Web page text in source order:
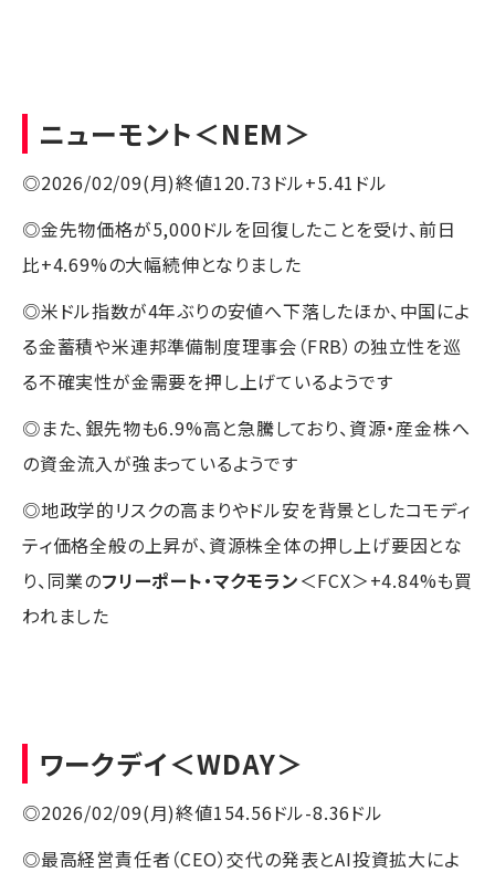
ニューモント＜NEM＞
◎2026/02/09(月)終値120.73ドル+5.41ドル
◎金先物価格が5,000ドルを回復したことを受け、前日
比+4.69%の大幅続伸となりました
◎米ドル指数が4年ぶりの安値へ下落したほか、中国によ
る金蓄積や米連邦準備制度理事会（FRB）の独立性を巡
る不確実性が金需要を押し上げているようです
◎また、銀先物も6.9%高と急騰しており、資源・産金株へ
の資金流入が強まっているようです
◎地政学的リスクの高まりやドル安を背景としたコモディ
ティ価格全般の上昇が、資源株全体の押し上げ要因とな
り、同業のフリーポート・マクモラン＜FCX＞+4.84%も買
われました
ワークデイ＜WDAY＞
◎2026/02/09(月)終値154.56ドル-8.36ドル
◎最高経営責任者（CEO）交代の発表とAI投資拡大によ